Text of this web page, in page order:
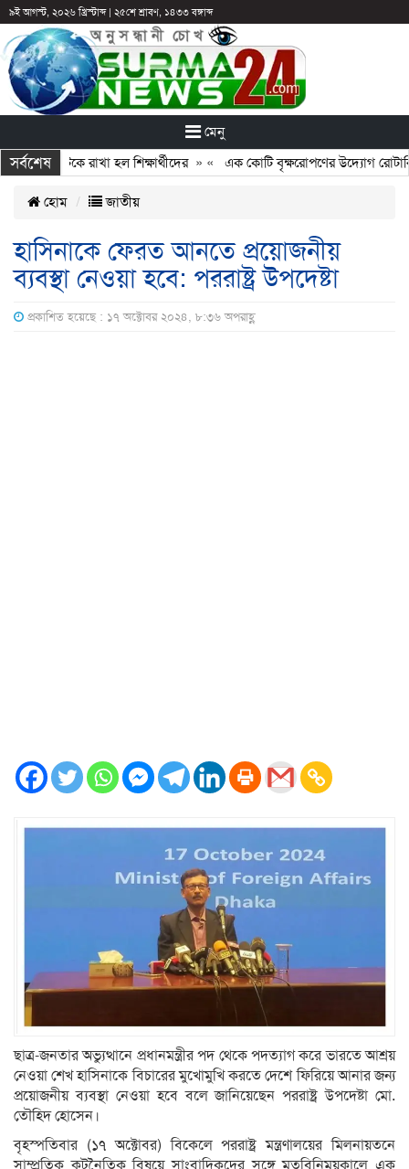
৯ই আগস্ট, ২০২৬ খ্রিস্টাব্দ| ২৫শে শ্রাবণ, ১৪৩৩ বঙ্গাব্দ
মেনু
সর্বশেষ
পরও আটকে রাখা হল শিক্ষার্থীদের» « এক কোটি বৃক্ষরোপণের উদ্যোগ রোটারি
হোম জাতীয়
হাসিনাকে ফেরত আনতে প্রয়োজনীয়
ব্যবস্থা নেওয়া হবে: পররাষ্ট্র উপদেষ্টা
প্রকাশিত হয়েছে : ১৭ অক্টোবর ২০২৪, ৮:৩৬ অপরাহ্ণ
ছাত্র-জনতার অভ্যুত্থানে প্রধানমন্ত্রীর পদ থেকে পদত্যাগ করে ভারতে আশ্রয়
নেওয়া শেখ হাসিনাকে বিচারের মুখোমুখি করতে দেশে ফিরিয়ে আনার জন্য
প্রয়োজনীয় ব্যবস্থা নেওয়া হবে বলে জানিয়েছেন পররাষ্ট্র উপদেষ্টা মো.
তৌহিদ হোসেন।
বৃহস্পতিবার (১৭ অক্টোবর) বিকেলে পররাষ্ট্র মন্ত্রণালয়ের মিলনায়তনে